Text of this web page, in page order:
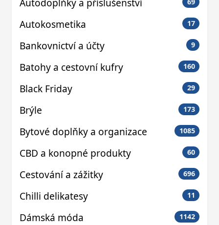
Autodoplňky a příslušenství 69
Autokosmetika 17
Bankovnictví a účty 9
Batohy a cestovní kufry 160
Black Friday 29
Brýle 173
Bytové doplňky a organizace 1085
CBD a konopné produkty 60
Cestování a zážitky 696
Chilli delikatesy 11
Dámská móda 1142